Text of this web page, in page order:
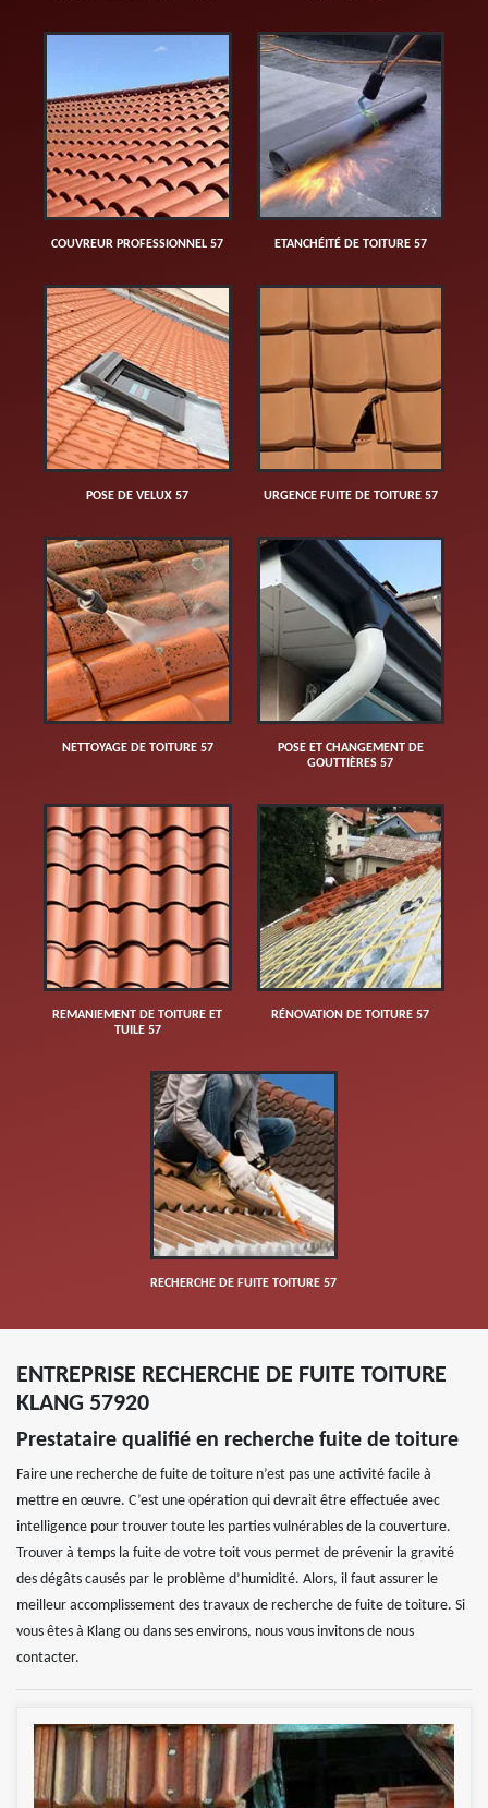
COUVREUR PROFESSIONNEL 57 ETANCHÉITÉ DE TOITURE 57
POSE DE VELUX 57 URGENCE FUITE DE TOITURE 57
NETTOYAGE DE TOITURE 57
POSE ET CHANGEMENT DE
GOUTTIÈRES 57
REMANIEMENT DE TOITURE ET
TUILE 57
RÉNOVATION DE TOITURE 57
RECHERCHE DE FUITE TOITURE 57
ENTREPRISE RECHERCHE DE FUITE TOITURE
KLANG 57920
Prestataire qualifié en recherche fuite de toiture
Faire une recherche de fuite de toiture n’est pas une activité facile à
mettre en œuvre. C’est une opération qui devrait être effectuée avec
intelligence pour trouver toute les parties vulnérables de la couverture.
Trouver à temps la fuite de votre toit vous permet de prévenir la gravité
des dégâts causés par le problème d’humidité. Alors, il faut assurer le
meilleur accomplissement des travaux de recherche de fuite de toiture. Si
vous êtes à Klang ou dans ses environs, nous vous invitons de nous
contacter.